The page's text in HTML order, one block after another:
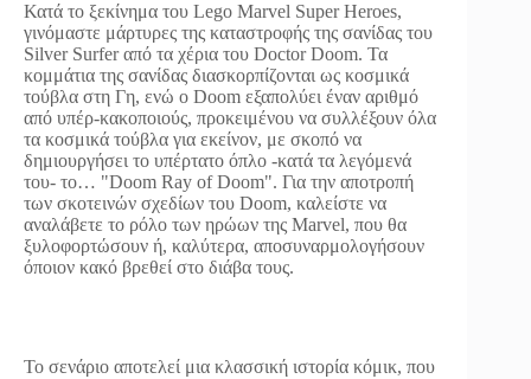
Κατά το ξεκίνημα του Lego Marvel Super Heroes,
γινόμαστε μάρτυρες της καταστροφής της σανίδας του
Silver Surfer από τα χέρια του Doctor Doom. Τα
κομμάτια της σανίδας διασκορπίζονται ως κοσμικά
τούβλα στη Γη, ενώ o Doom εξαπολύει έναν αριθμό
από υπέρ-κακοποιούς, προκειμένου να συλλέξουν όλα
τα κοσμικά τούβλα για εκείνον, με σκοπό να
δημιουργήσει το υπέρτατο όπλο -κατά τα λεγόμενά
του- το… "Doom Ray of Doom". Για την αποτροπή
των σκοτεινών σχεδίων του Doom, καλείστε να
αναλάβετε το ρόλο των ηρώων της Marvel, που θα
ξυλοφορτώσουν ή, καλύτερα, αποσυναρμολογήσουν
όποιον κακό βρεθεί στο διάβα τους.
Το σενάριο αποτελεί μια κλασσική ιστορία κόμικ, που